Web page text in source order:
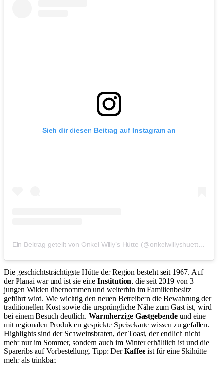
Sieh dir diesen Beitrag auf Instagram an
Ein Beitrag geteilt von Onkel Willy’s Hütte (@onkelwillyshuette_owh)
Die geschichtsträchtigste Hütte der Region besteht seit 1967. Auf
der Planai war und ist sie eine Institution, die seit 2019 von 3
jungen Wilden übernommen und weiterhin im Familienbesitz
geführt wird. Wie wichtig den neuen Betreibern die Bewahrung der
traditionellen Kost sowie die ursprüngliche Nähe zum Gast ist, wird
bei einem Besuch deutlich. Warmherzige Gastgebende und eine
mit regionalen Produkten gespickte Speisekarte wissen zu gefallen.
Highlights sind der Schweinsbraten, der Toast, der endlich nicht
mehr nur im Sommer, sondern auch im Winter erhältlich ist und die
Spareribs auf Vorbestellung. Tipp: DerKaffee ist für eine Skihütte
mehr als trinkbar.